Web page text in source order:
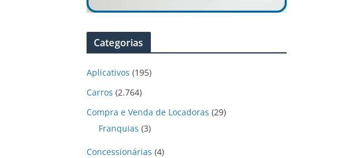
Categorias
Aplicativos (195)
Carros (2.764)
Compra e Venda de Locadoras (29)
Franquias (3)
Concessionárias (4)